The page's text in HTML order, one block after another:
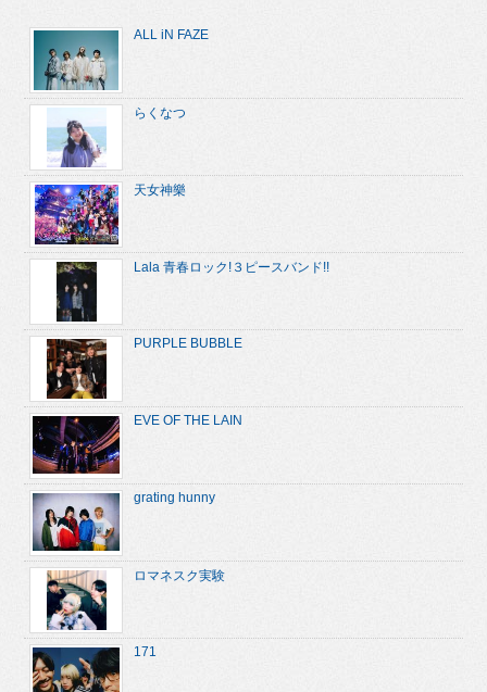
ALL iN FAZE
らくなつ
天女神樂
Lala 青春ロック!３ピースバンド!!
PURPLE BUBBLE
EVE OF THE LAIN
grating hunny
ロマネスク実験
171